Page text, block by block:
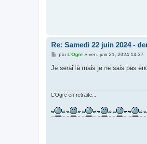
Re: Samedi 22 juin 2024 -
M
s
parL'Ogre» ven. juin 21, 2024 14:37
Je serai là mais je ne sais pas
L'Ogre en retraite...